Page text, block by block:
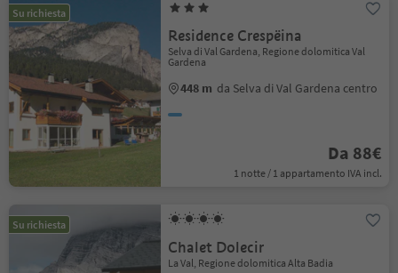
Su richiesta
Residence Crespëina
Selva di Val Gardena, Regione dolomitica Val
Gardena
448 m da Selva di Val Gardena centro
Da 88€
1 notte / 1 appartamento IVA incl.
Su richiesta
Chalet Dolecir
La Val, Regione dolomitica Alta Badia